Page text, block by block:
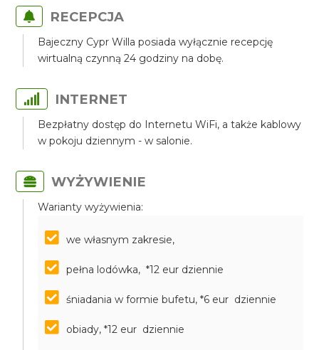
RECEPCJA
Bajeczny Cypr Willa posiada wyłącznie recepcję
wirtualną czynną 24 godziny na dobę.
INTERNET
Bezpłatny dostęp do Internetu WiFi, a także kablowy
w pokoju dziennym - w salonie.
WYŻYWIENIE
Warianty wyżywienia:
we własnym zakresie,
pełna lodówka, *12 eur dziennie
śniadania w formie bufetu, *6 eur dziennie
obiady, *12 eur dziennie